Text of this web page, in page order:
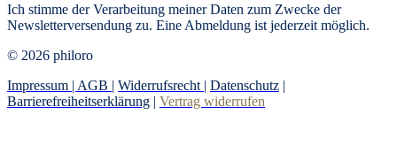
Ich stimme der Verarbeitung meiner Daten zum Zwecke der
Newsletterversendung zu. Eine Abmeldung ist jederzeit möglich.
© 2026 philoro
Impressum | AGB | Widerrufsrecht | Datenschutz |
Barrierefreiheitserklärung | Vertrag widerrufen